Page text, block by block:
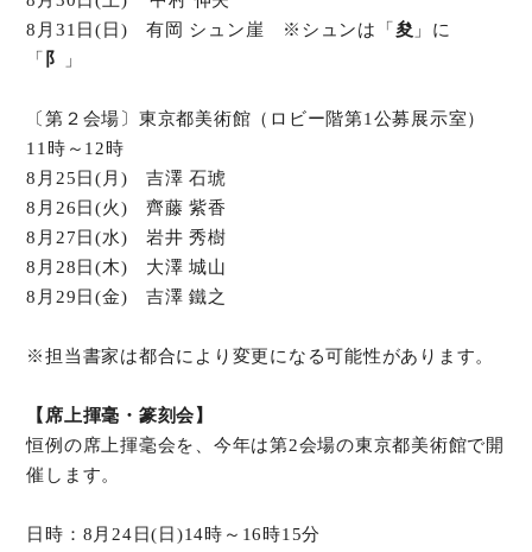
8月31日(日) 有岡 シュン崖 ※シュンは「 夋 」に
「 阝 」
〔第２会場〕東京都美術館（ロビー階第1公募展示室）
11時～12時
8月25日(月) 吉澤 石琥
8月26日(火) 齊藤 紫香
8月27日(水) 岩井 秀樹
8月28日(木) 大澤 城山
8月29日(金) 吉澤 鐵之
※担当書家は都合により変更になる可能性があります。
【席上揮毫・篆刻会】
恒例の席上揮毫会を、今年は第2会場の東京都美術館で開
催します。
日時：8月24日(日)14時～16時15分